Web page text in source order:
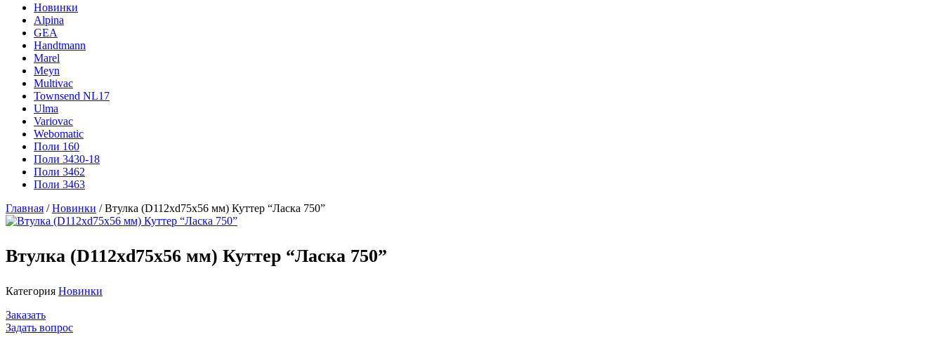
Новинки
Alpina
GEA
Handtmann
Marel
Meyn
Multivac
Townsend NL17
Ulma
Variovac
Webomatic
Поли 160
Поли 3430-18
Поли 3462
Поли 3463
Главная /Новинки / Втулка (D112хd75х56 мм) Куттер “Ласка 750”
Втулка (D112хd75х56 мм) Куттер “Ласка 750”
Категория Новинки
Заказать
Задать вопрос